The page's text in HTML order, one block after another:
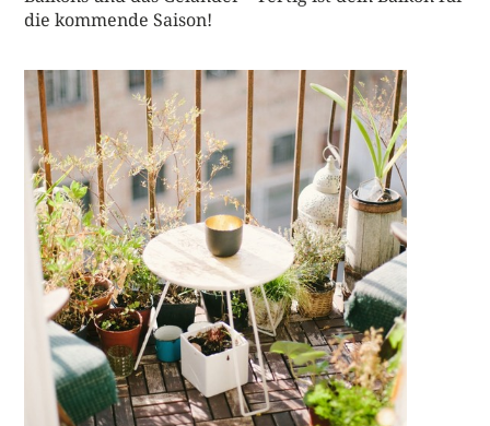
die kommende Saison!